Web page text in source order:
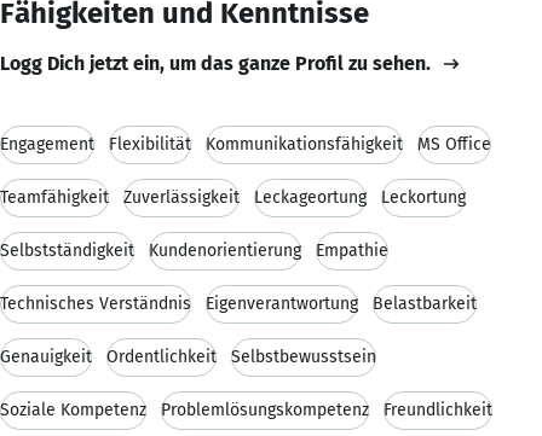
Fähigkeiten und Kenntnisse
Logg Dich jetzt ein, um das ganze Profil zu sehen.
Engagement Flexibilität Kommunikationsfähigkeit MS Office
Teamfähigkeit Zuverlässigkeit Leckageortung Leckortung
Selbstständigkeit Kundenorientierung Empathie
Technisches Verständnis Eigenverantwortung Belastbarkeit
Genauigkeit Ordentlichkeit Selbstbewusstsein
Soziale Kompetenz Problemlösungskompetenz Freundlichkeit